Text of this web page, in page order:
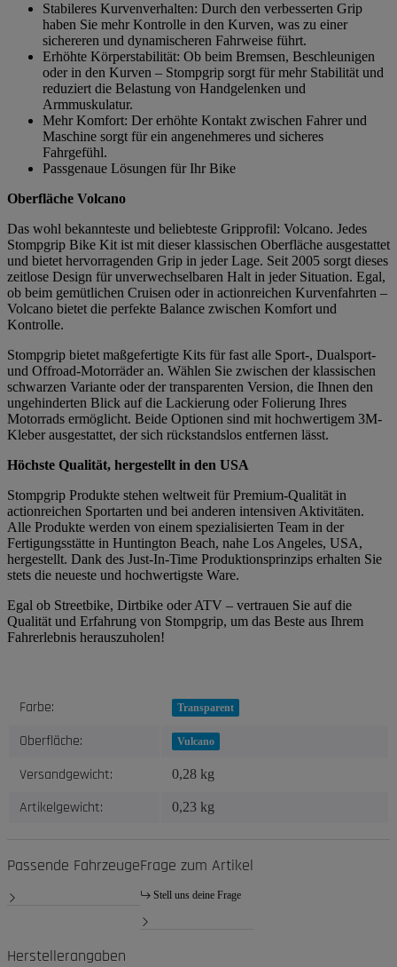
Stabileres Kurvenverhalten: Durch den verbesserten Grip
haben Sie mehr Kontrolle in den Kurven, was zu einer
sichereren und dynamischeren Fahrweise führt.
Erhöhte Körperstabilität: Ob beim Bremsen, Beschleunigen
oder in den Kurven – Stompgrip sorgt für mehr Stabilität und
reduziert die Belastung von Handgelenken und
Armmuskulatur.
Mehr Komfort: Der erhöhte Kontakt zwischen Fahrer und
Maschine sorgt für ein angenehmeres und sicheres
Fahrgefühl.
Passgenaue Lösungen für Ihr Bike
Oberfläche Volcano
Das wohl bekannteste und beliebteste Gripprofil: Volcano. Jedes
Stompgrip Bike Kit ist mit dieser klassischen Oberfläche ausgestattet
und bietet hervorragenden Grip in jeder Lage. Seit 2005 sorgt dieses
zeitlose Design für unverwechselbaren Halt in jeder Situation. Egal,
ob beim gemütlichen Cruisen oder in actionreichen Kurvenfahrten –
Volcano bietet die perfekte Balance zwischen Komfort und
Kontrolle.
Stompgrip bietet maßgefertigte Kits für fast alle Sport-, Dualsport-
und Offroad-Motorräder an. Wählen Sie zwischen der klassischen
schwarzen Variante oder der transparenten Version, die Ihnen den
ungehinderten Blick auf die Lackierung oder Folierung Ihres
Motorrads ermöglicht. Beide Optionen sind mit hochwertigem 3M-
Kleber ausgestattet, der sich rückstandslos entfernen lässt.
Höchste Qualität, hergestellt in den USA
Stompgrip Produkte stehen weltweit für Premium-Qualität in
actionreichen Sportarten und bei anderen intensiven Aktivitäten.
Alle Produkte werden von einem spezialisierten Team in der
Fertigungsstätte in Huntington Beach, nahe Los Angeles, USA,
hergestellt. Dank des Just-In-Time Produktionsprinzips erhalten Sie
stets die neueste und hochwertigste Ware.
Egal ob Streetbike, Dirtbike oder ATV – vertrauen Sie auf die
Qualität und Erfahrung von Stompgrip, um das Beste aus Ihrem
Fahrerlebnis herauszuholen!
Produkteigenschaft
Wert
Farbe: Transparent
Oberfläche: Vulcano
Versandgewicht: 0,28 kg
Artikelgewicht: 0,23 kg
Passende FahrzeugeFrage zum Artikel
Stell uns deine Frage
Herstellerangaben